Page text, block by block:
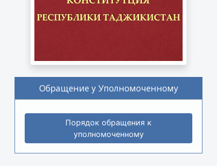
Обращение у Уполномоченному
Порядок обращения к
уполномоченному